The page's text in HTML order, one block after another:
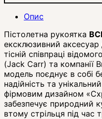
Опис
Пістолетна рукоятка
ексклюзивний аксесуар
тісній співпраці
(Jack Carr) та компанії
модель поєднує в собі
надійність та
фірмовим дизайном
забезпечує природний
втому стрільця під час